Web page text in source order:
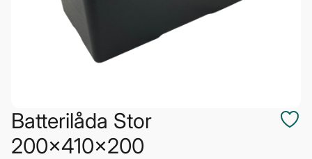
Batterilåda Stor
200x410x200